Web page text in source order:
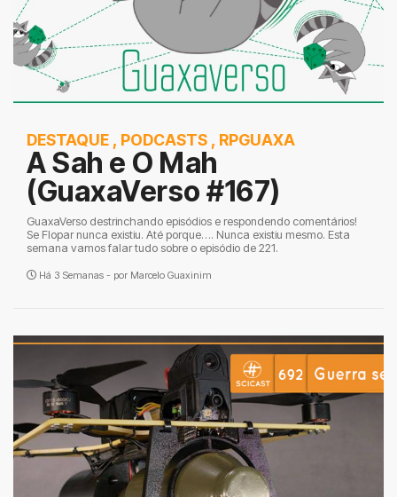
DESTAQUE , PODCASTS , RPGUAXA
A Sah e O Mah
(GuaxaVerso #167)
GuaxaVerso destrinchando episódios e respondendo comentários!
Se Flopar nunca existiu. Até porque…. Nunca existiu mesmo. Esta
semana vamos falar tudo sobre o episódio de 221.
Há 3 Semanas - por Marcelo Guaxinim